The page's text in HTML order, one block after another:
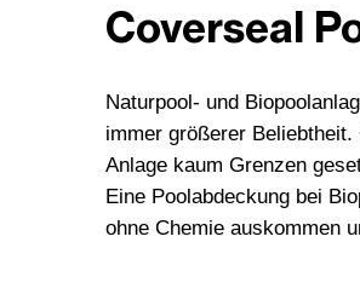
Coverseal
Naturpool- und
immer größerer
Anlage kaum Grenzen
Eine Poolabdeckung bei
ohne Chemie auskommen